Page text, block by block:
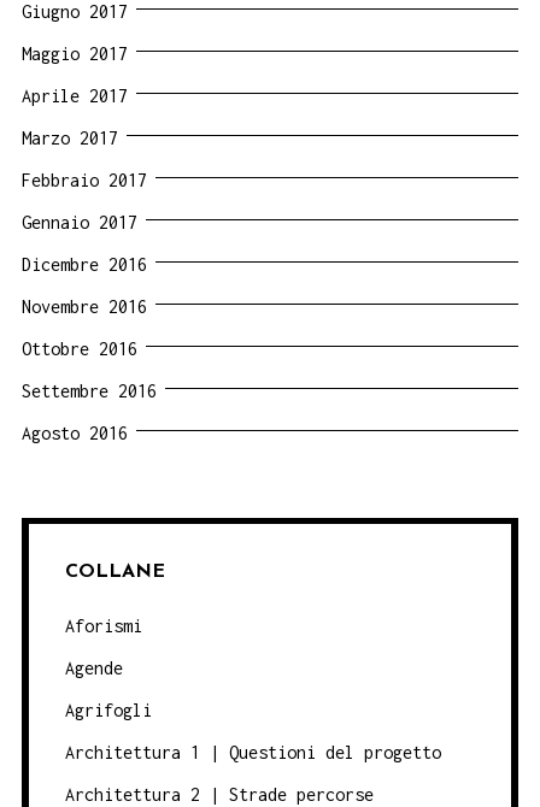
Giugno 2017
Maggio 2017
Aprile 2017
Marzo 2017
Febbraio 2017
Gennaio 2017
Dicembre 2016
Novembre 2016
Ottobre 2016
Settembre 2016
Agosto 2016
COLLANE
Aforismi
Agende
Agrifogli
Architettura 1 | Questioni del progetto
Architettura 2 | Strade percorse